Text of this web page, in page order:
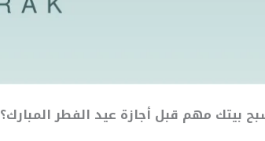
بيتك مهم قبل أجازة عيد الفطر المبارك؟